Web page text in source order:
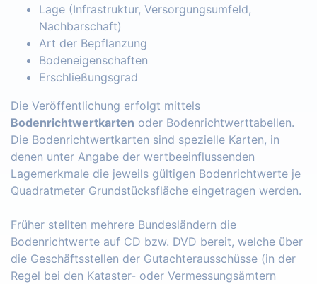
Lage (Infrastruktur, Versorgungsumfeld,
Nachbarschaft)
Art der Bepflanzung
Bodeneigenschaften
Erschließungsgrad
Die Veröffentlichung erfolgt mittels
Bodenrichtwertkarten oder Bodenrichtwerttabellen.
Die Bodenrichtwertkarten sind spezielle Karten, in
denen unter Angabe der wertbeeinflussenden
Lagemerkmale die jeweils gültigen Bodenrichtwerte je
Quadratmeter Grundstücksfläche eingetragen werden.
Früher stellten mehrere Bundesländern die
Bodenrichtwerte auf CD bzw. DVD bereit, welche über
die Geschäftsstellen der Gutachterausschüsse (in der
Regel bei den Kataster- oder Vermessungsämtern